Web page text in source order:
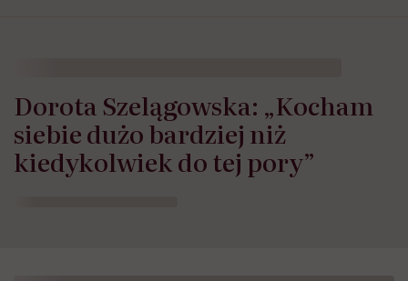
Dorota Szelągowska: „Kocham
siebie dużo bardziej niż
kiedykolwiek do tej pory”